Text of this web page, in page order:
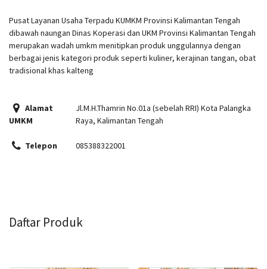
Pusat Layanan Usaha Terpadu KUMKM Provinsi Kalimantan Tengah
dibawah naungan Dinas Koperasi dan UKM Provinsi Kalimantan Tengah
merupakan wadah umkm menitipkan produk unggulannya dengan
berbagai jenis kategori produk seperti kuliner, kerajinan tangan, obat
tradisional khas kalteng
Alamat
UMKM
Jl.M.H.Thamrin No.01a (sebelah RRI) Kota Palangka
Raya, Kalimantan Tengah
Telepon 085388322001
Daftar Produk